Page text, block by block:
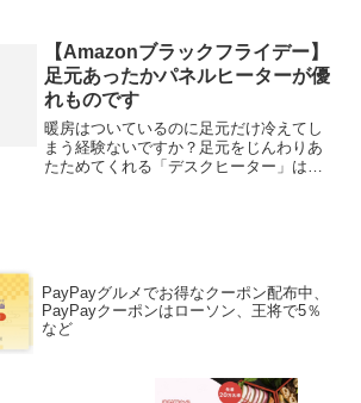
本映画NET、プラスGAGA、時代劇...
【Amazonブラックフライデー】
足元あったかパネルヒーターが優
れものです
暖房はついているのに足元だけ冷えてし
まう経験ないですか？足元をじんわりあ
たためてくれる「デスクヒーター」は今
PayPayグルメでお得なクーポン配布中、
PayPayクーポンはローソン、王将で5％
など